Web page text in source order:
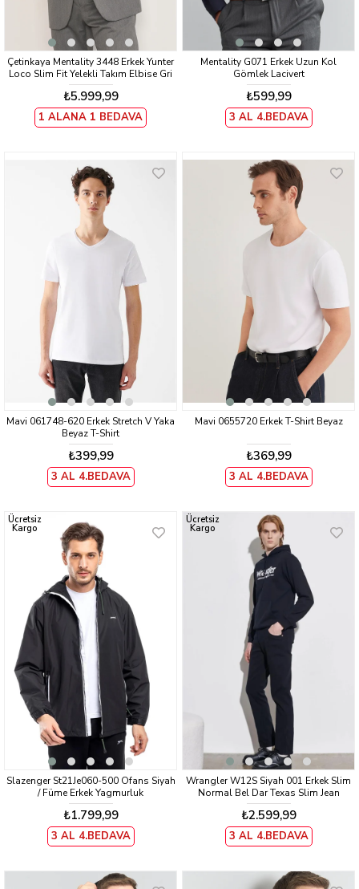
Çetinkaya Mentality 3448 Erkek Yunter
Loco Slim Fit Yelekli Takım Elbise Gri
₺5.999,99
1 ALANA 1 BEDAVA
Mentality G071 Erkek Uzun Kol
Gömlek Lacivert
₺599,99
3 AL 4.BEDAVA
Mavi 061748-620 Erkek Stretch V Yaka
Beyaz T-Shirt
₺399,99
3 AL 4.BEDAVA
Mavi 0655720 Erkek T-Shirt Beyaz
₺369,99
3 AL 4.BEDAVA
Slazenger St21Je060-500 Ofans Siyah
/ Füme Erkek Yagmurluk
₺1.799,99
3 AL 4.BEDAVA
Ücretsiz
Kargo
Wrangler W12S Siyah 001 Erkek Slim
Normal Bel Dar Texas Slim Jean
Pantolon
₺2.599,99
3 AL 4.BEDAVA
Ücretsiz
Kargo